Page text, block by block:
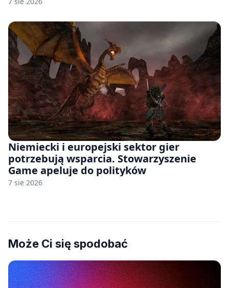
Niemiecki i europejski sektor gier
potrzebują wsparcia. Stowarzyszenie
Game apeluje do polityków
7 sie 2026
Może Ci się spodobać